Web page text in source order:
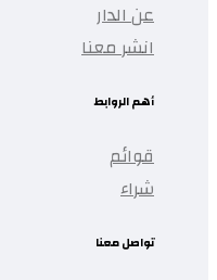
عن الدار
انشر معنا
أهم الروابط
قوائم
شراء
تواصل معنا